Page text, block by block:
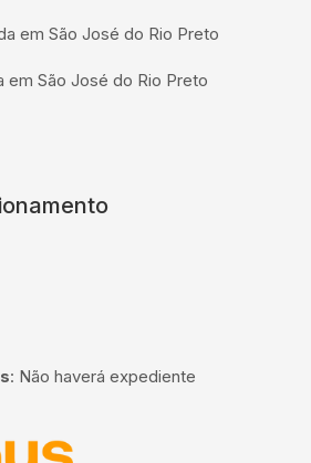
em São José do Rio Preto
em São José do Rio Preto
: Não haverá expediente